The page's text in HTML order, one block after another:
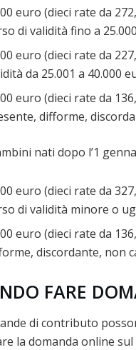
euro (dieci rate da
di validità fino a
euro (dieci rate da
da 25.001 a 40.000
euro (dieci rate da
difforme,
nati dopo l’1
euro (dieci rate da
di validità minore o
euro (dieci rate da
discordante, non
FARE
di contributo
la domanda online